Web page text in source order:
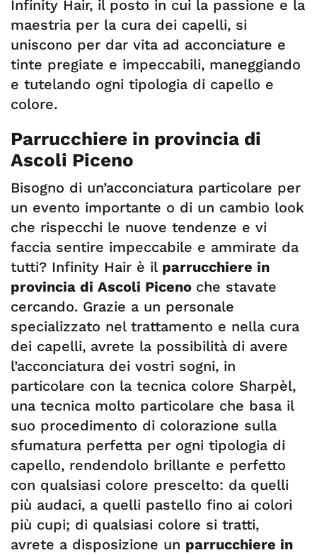
Infinity Hair, il posto in cui la passione e la
maestria per la cura dei capelli, si
uniscono per dar vita ad acconciature e
tinte pregiate e impeccabili, maneggiando
e tutelando ogni tipologia di capello e
colore.
Parrucchiere in provincia di
Ascoli Piceno
Bisogno di un’acconciatura particolare per
un evento importante o di un cambio look
che rispecchi le nuove tendenze e vi
faccia sentire impeccabile e ammirate da
tutti? Infinity Hair è il parrucchiere in
provincia di Ascoli Piceno che stavate
cercando. Grazie a un personale
specializzato nel trattamento e nella cura
dei capelli, avrete la possibilità di avere
l’acconciatura dei vostri sogni, in
particolare con la tecnica colore Sharpèl,
una tecnica molto particolare che basa il
suo procedimento di colorazione sulla
sfumatura perfetta per ogni tipologia di
capello, rendendolo brillante e perfetto
con qualsiasi colore prescelto: da quelli
più audaci, a quelli pastello fino ai colori
più cupi; di qualsiasi colore si tratti,
avrete a disposizione un parrucchiere in